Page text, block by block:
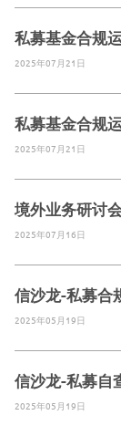
私募基金合规
2025年07月21日
私募基金合规
2025年07月21日
境外业务研讨
2025年07月16日
信沙龙-私募合
2025年05月19日
信沙龙-私募自
2025年05月19日